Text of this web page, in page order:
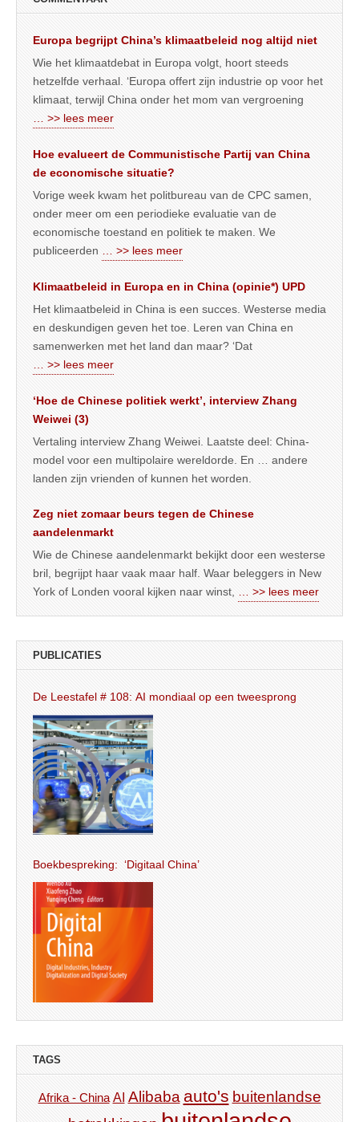
Europa begrijpt China’s klimaatbeleid nog altijd niet
Wie het klimaatdebat in Europa volgt, hoort steeds
hetzelfde verhaal. ‘Europa offert zijn industrie op voor het
klimaat, terwijl China onder het mom van vergroening
… >> lees meer
Hoe evalueert de Communistische Partij van China
de economische situatie?
Vorige week kwam het politbureau van de CPC samen,
onder meer om een periodieke evaluatie van de
economische toestand en politiek te maken. We
publiceerden
… >> lees meer
Klimaatbeleid in Europa en in China (opinie*) UPD
Het klimaatbeleid in China is een succes. Westerse media
en deskundigen geven het toe. Leren van China en
samenwerken met het land dan maar? ‘Dat
… >> lees meer
‘Hoe de Chinese politiek werkt’, interview Zhang
Weiwei (3)
Vertaling interview Zhang Weiwei. Laatste deel: China-
model voor een multipolaire wereldorde. En … andere
landen zijn vrienden of kunnen het worden.
Zeg niet zomaar beurs tegen de Chinese
aandelenmarkt
Wie de Chinese aandelenmarkt bekijkt door een westerse
bril, begrijpt haar vaak maar half. Waar beleggers in New
York of Londen vooral kijken naar winst,
… >> lees meer
PUBLICATIES
De Leestafel # 108: AI mondiaal op een tweesprong
Boekbespreking: ‘Digitaal China’
TAGS
Afrika - China AI Alibaba auto's buitenlandse